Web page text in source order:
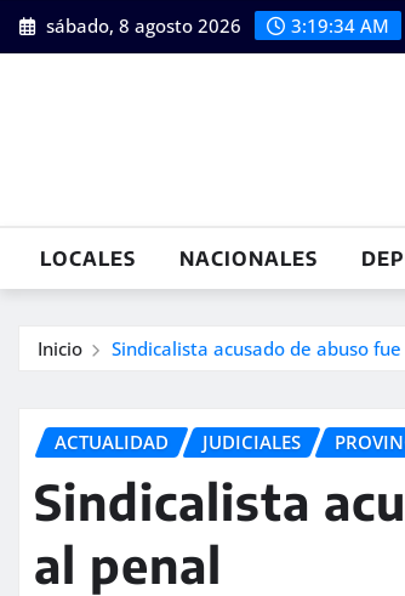
Saltar
al
sábado, 8 agosto 2026 3:19:35 AM
LOCALES NACIONALES
Inicio Sindicalista acusado de abuso
ACTUALIDAD JUDICIALES
Sindicalista
al penal